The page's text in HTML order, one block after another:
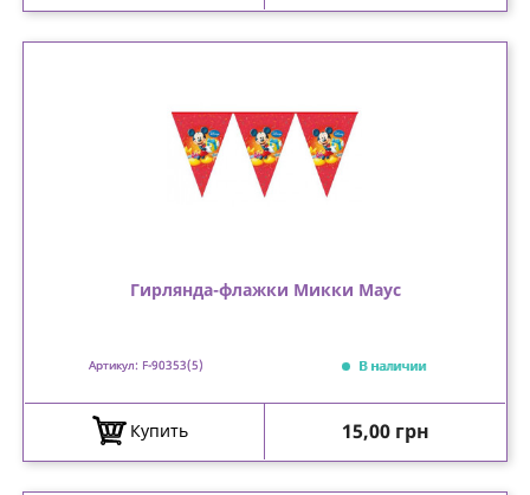
Гирлянда-флажки Микки Маус
Артикул: F-90353(5) В наличии
Купить Цена
15,00 грн